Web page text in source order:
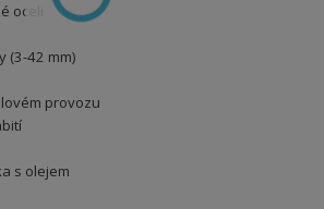
oceli
(3-42 mm)
provozu
s olejem